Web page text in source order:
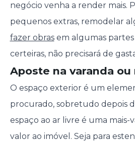
negócio venha a render mais.
pequenos extras, remodelar
fazer obrasem algumas partes
certeiras, não precisará de
Aposte na varanda ou
O espaço exterior é um
procurado, sobretudo depois
espaço ao ar livre é uma mais-
valor ao imóvel. Seja para